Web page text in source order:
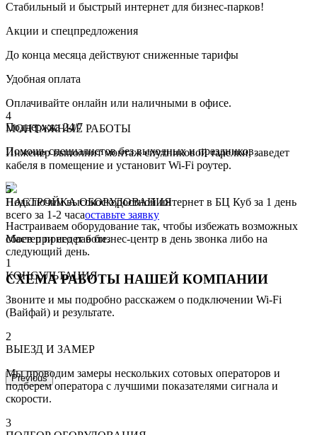
Стабильный и быстрый интернет для бизнес-парков!
Акции и спецпредложения
До конца месяца действуют сниженные тарифы
Удобная оплата
Оплачивайте онлайн или наличными в офисе.
Поддержка 24/7
Помощь специалистов без выходных и праздников.
Подключим высокоскоростной интернет в БЦ Куб за 1 день
всего за 1-2 часаоставьте заявку
Мастер приедет в бизнес-центр в день звонка либо на
следующий день.
СХЕМА РАБОТЫ НАШЕЙ КОМПАНИИ
Previous
4
МОНТАЖНЫЕ РАБОТЫ
Инженер выполнит монтаж спутниковой тарелки, заведет
кабеля в помещение и установит Wi-Fi роутер.
5
НАСТРОЙКА ОБОРУДОВАНИЯ
Настраиваем оборудование так, чтобы избежать возможных
сбоев при его работе.
1
КОНСУЛЬТАЦИЯ
Звоните и мы подробно расскажем о подключении Wi-Fi
(Вайфай) и результате.
2
ВЫЕЗД И ЗАМЕР
Мы проводим замеры нескольких сотовых операторов и
подберем оператора с лучшими показателями сигнала и
скорости.
3